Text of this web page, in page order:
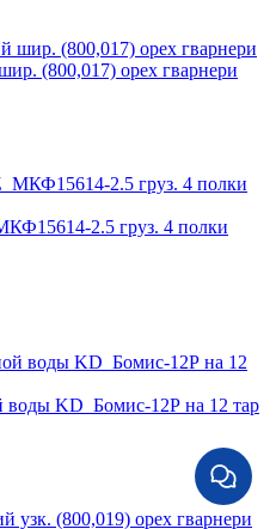
(800,017) орех гварнери
2.5 груз. 4 полки
воды KD_Бомис-12Р на 12 тар